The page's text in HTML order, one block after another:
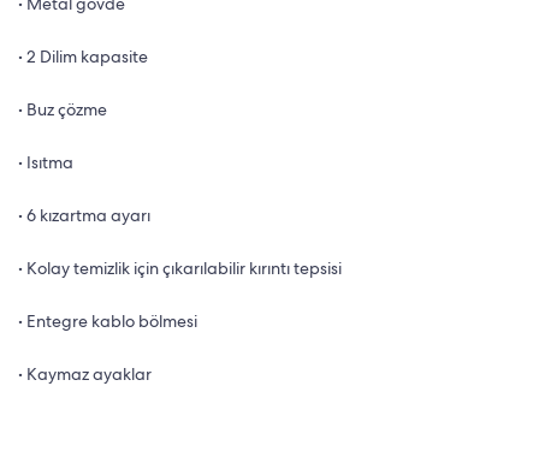
• 2 Dilim kapasite
• Buz çözme
• Isıtma
• 6 kızartma ayarı
• Kolay temizlik için çıkarılabilir kırıntı tepsisi
• Entegre kablo bölmesi
• Kaymaz ayaklar